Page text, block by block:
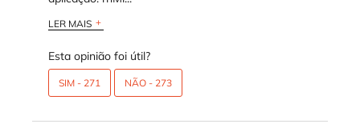
LER MAIS
Esta opinião foi útil?
SIM - 271 NÃO - 273